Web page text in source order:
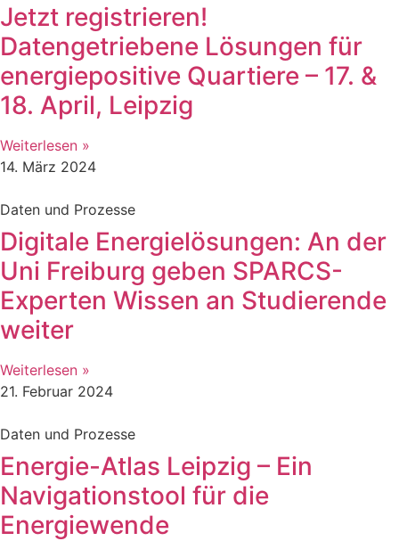
Jetzt registrieren!
Datengetriebene Lösungen für
energiepositive Quartiere – 17. &
18. April, Leipzig
Weiterlesen »
14. März 2024
Daten und Prozesse
Digitale Energielösungen: An der
Uni Freiburg geben SPARCS-
Experten Wissen an Studierende
weiter
Weiterlesen »
21. Februar 2024
Daten und Prozesse
Energie-Atlas Leipzig – Ein
Navigationstool für die
Energiewende